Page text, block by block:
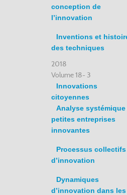
conception de
l’innovation
Inventions et
des techniques
2018
Volume 18- 3
Innovations
citoyennes
Analyse systémique
petites entreprises
innovantes
Processus collectifs
d’innovation
Dynamiques
d’innovation dans les